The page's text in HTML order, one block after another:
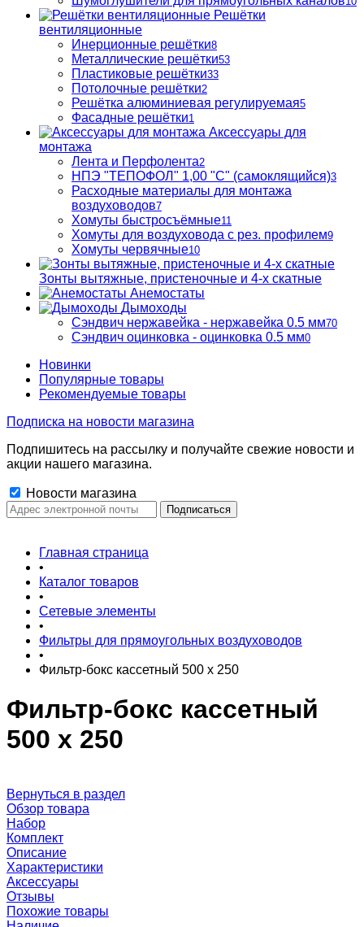
Решётки
вентиляционные
Инерционные решётки8
Металлические решётки53
Пластиковые решётки33
Потолочные решётки2
Решётка алюминиевая регулируемая5
Фасадные решётки1
Аксессуары для
монтажа
Лента и Перфолента2
НПЭ "ТЕПОФОЛ" 1,00 "С" (самоклящийся)3
Расходные материалы для монтажа
воздуховодов7
Хомуты быстросъёмные11
Хомуты для воздуховода с рез. профилем9
Хомуты червячные10
Зонты вытяжные, пристеночные и 4-х скатные
Анемостаты
Дымоходы
Сэндвич нержавейка - нержавейка 0.5 мм70
Сэндвич оцинковка - оцинковка 0.5 мм0
Новинки
Популярные товары
Рекомендуемые товары
Подписка на новости магазина
Подпишитесь на рассылку и получайте свежие новости и
акции нашего магазина.
Новости магазина
Главная страница
•
Каталог товаров
•
Сетевые элементы
•
Фильтры для прямоугольных воздуховодов
•
Фильтр-бокс кассетный 500 x 250
Фильтр-бокс кассетный
500 x 250
Вернуться в раздел
Обзор товара
Набор
Комплект
Описание
Характеристики
Аксессуары
Отзывы
Похожие товары